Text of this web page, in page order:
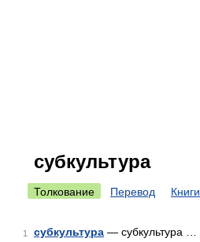
субкультура
Толкование Перевод Книги
1 субкультура — субкультура …